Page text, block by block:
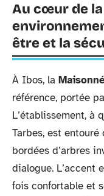
Au cœur de la
être et la
À Ibos, la
référence, portée
L’établissement, à
Tarbes, est entouré
bordées d’arbres
dialogue. L’accent
fois confortable et